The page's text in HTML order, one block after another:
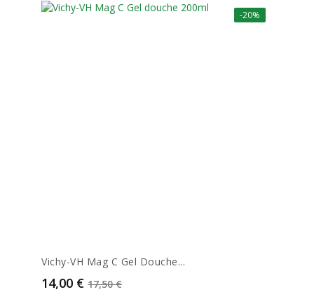
-20%
Vichy-VH Mag C Gel Douche...
Prix
14,00 € Prix de base
17,50 €